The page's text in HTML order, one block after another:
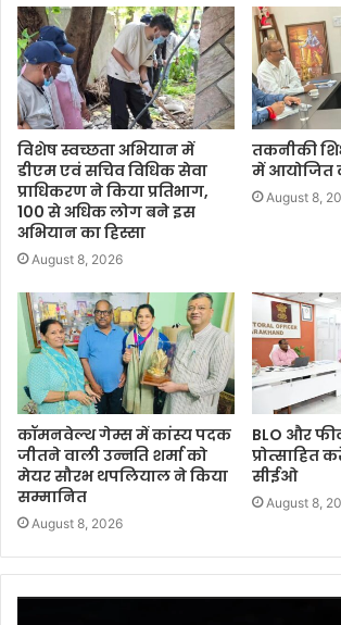
विशेष स्वच्छता अभियान में
डीएम एवं सचिव विधिक सेवा
प्राधिकरण ने किया प्रतिभाग,
100 से अधिक लोग बने इस
अभियान का हिस्सा
August 8, 2026
तकनीकी
में आयोजित
August 8,
कॉमनवेल्थ गेम्स में कांस्य पदक
जीतने वाली उन्नति शर्मा को
मेयर सौरभ थपलियाल ने किया
सम्मानित
August 8, 2026
BLO और
प्रोत्साहित
सीईओ
August 8,